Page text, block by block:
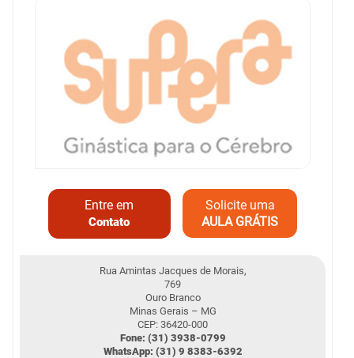
Entre em
Contato
Solicite uma
AULA GRÁTIS
Rua Amintas Jacques de Morais,
769
Ouro Branco
Minas Gerais – MG
CEP: 36420-000
Fone: (31) 3938-0799
WhatsApp: (31) 9 8383-6392